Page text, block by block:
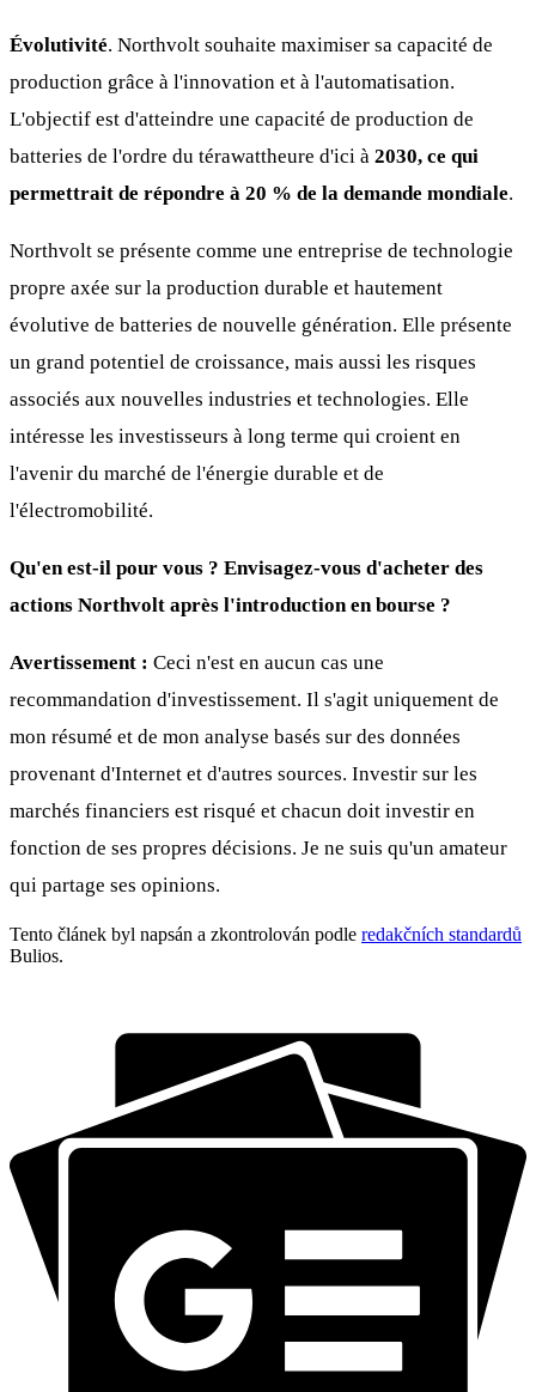
Évolutivité. Northvolt souhaite maximiser sa capacité de
production grâce à l'innovation et à l'automatisation.
L'objectif est d'atteindre une capacité de production de
batteries de l'ordre du térawattheure d'ici à 2030, ce qui
permettrait de répondre à 20 % de la demande mondiale.
Northvolt se présente comme une entreprise de technologie
propre axée sur la production durable et hautement
évolutive de batteries de nouvelle génération. Elle présente
un grand potentiel de croissance, mais aussi les risques
associés aux nouvelles industries et technologies. Elle
intéresse les investisseurs à long terme qui croient en
l'avenir du marché de l'énergie durable et de
l'électromobilité.
Qu'en est-il pour vous ? Envisagez-vous d'acheter des
actions Northvolt après l'introduction en bourse ?
Avertissement : Ceci n'est en aucun cas une
recommandation d'investissement. Il s'agit uniquement de
mon résumé et de mon analyse basés sur des données
provenant d'Internet et d'autres sources. Investir sur les
marchés financiers est risqué et chacun doit investir en
fonction de ses propres décisions. Je ne suis qu'un amateur
qui partage ses opinions.
Tento článek byl napsán a zkontrolován podle redakčních standardů
Bulios.